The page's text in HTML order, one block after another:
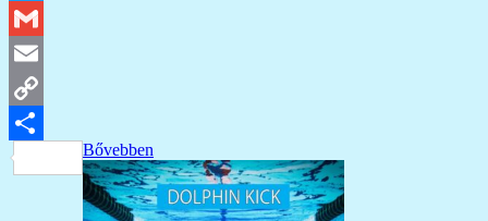
Twitter
Gmail
Email
Copy
Link
Ossza
meg
Bővebben